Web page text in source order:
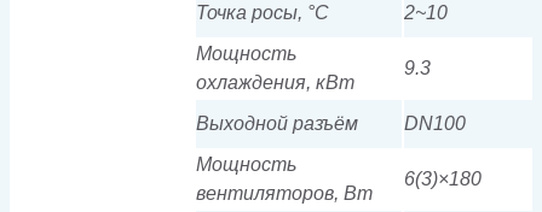
Точка росы, °C
2~10
Мощность
охлаждения, кВт
9.3
Выходной разъём
DN100
Мощность
вентиляторов, Вт
6(3)×180